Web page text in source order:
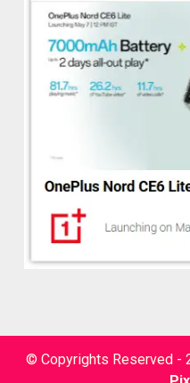
© Copyrights Reserved -